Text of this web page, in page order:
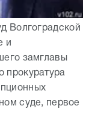
Волгоградской
и
замглавы
прокуратура
суде, первое